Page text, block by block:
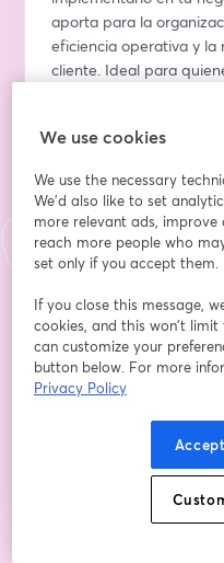
aporta para la
eficiencia operativa y la
cliente. Ideal para
Vorname *
Nachname*
Sind Sie bereits
We use cookies
We use the necessary
We'd also like to set
more relevant ads, improve
reach more people who
set only if you accept them.
If you close this message,
cookies, and this won’t
can customize your
button below. For more
Privacy Policy